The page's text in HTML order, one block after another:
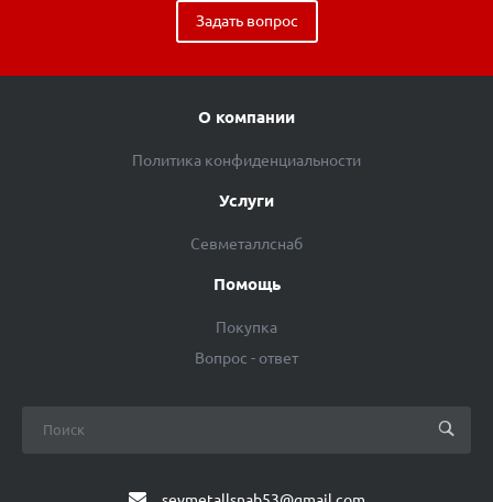
Задать вопрос
О компании
Политика конфиденциальности
Услуги
Севметаллснаб
Помощь
Покупка
Вопрос - ответ